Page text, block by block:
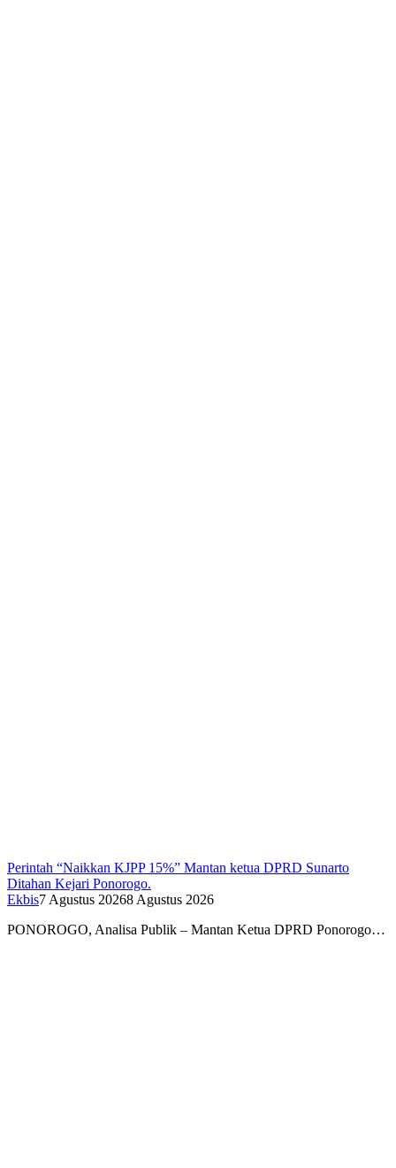
Perintah “Naikkan KJPP 15%” Mantan ketua DPRD Sunarto
Ditahan Kejari Ponorogo.
Ekbis7 Agustus 20268 Agustus 2026
PONOROGO, Analisa Publik – Mantan Ketua DPRD Ponorogo…